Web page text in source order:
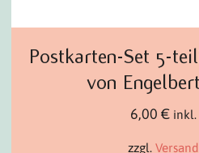
Postkarten-Set 5-
von
6,00 € inkl.
zzgl.